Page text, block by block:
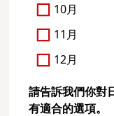
10月
11月
12月
請告訴我們你對
有適合的選項。